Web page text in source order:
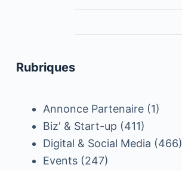
Rubriques
Annonce Partenaire(1)
Biz' & Start-up (411)
Digital & Social Media (466)
Events(247)